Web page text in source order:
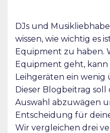
DJs und
wissen, wie wichtig es
Equipment zu haben.
Equipment geht, kann
Leihgeräten ein wenig
Dieser Blogbeitrag
Auswahl abzuwägen
Entscheidung für
Wir vergleichen drei